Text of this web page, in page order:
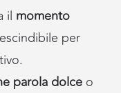
il momento
per
parola dolce o